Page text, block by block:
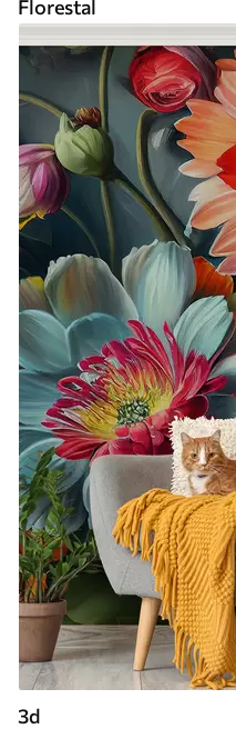
Florestal
3d